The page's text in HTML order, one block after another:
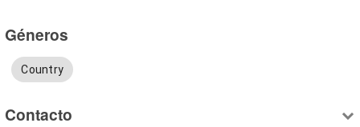
Géneros
Country
Contacto